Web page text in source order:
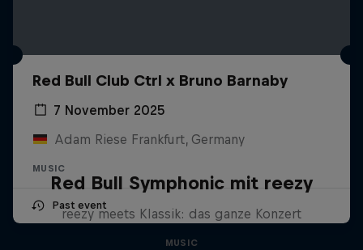
Red Bull Club Ctrl x Bruno Barnaby
7 November 2025
Adam Riese Frankfurt, Germany
MUSIC
Past event
Red Bull Symphonic mit reezy
reezy meets Klassik: das ganze Konzert
MUSIC